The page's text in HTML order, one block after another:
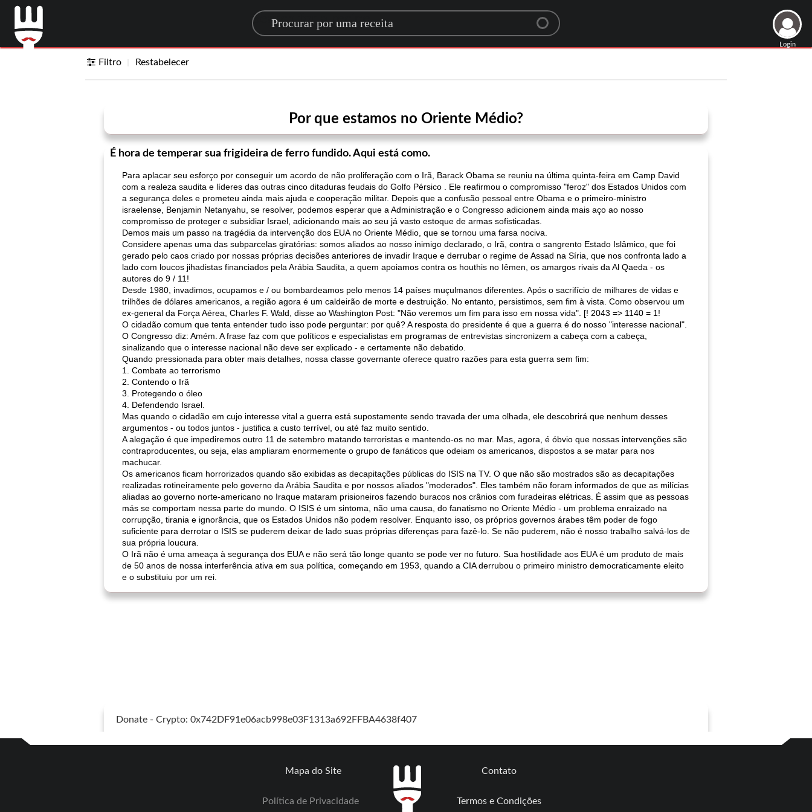
Search for a recipe
Login
Filtro Restabelecer
Por que estamos no Oriente Médio?
É hora de temperar sua frigideira de ferro fundido. Aqui está como.
Para aplacar seu esforço por conseguir um acordo de não proliferação com o Irã, Barack Obama se reuniu na última quinta-feira em Camp David
com a realeza saudita e líderes das outras cinco ditaduras feudais do Golfo Pérsico . Ele reafirmou o compromisso "feroz" dos Estados Unidos com
a segurança deles e prometeu ainda mais ajuda e cooperação militar. Depois que a confusão pessoal entre Obama e o primeiro-ministro
israelense, Benjamin Netanyahu, se resolver, podemos esperar que a Administração e o Congresso adicionem ainda mais aço ao nosso
compromisso de proteger e subsidiar Israel, adicionando mais ao seu já vasto estoque de armas sofisticadas.
Demos mais um passo na tragédia da intervenção dos EUA no Oriente Médio, que se tornou uma farsa nociva.
Considere apenas uma das subparcelas giratórias: somos aliados ao nosso inimigo declarado, o Irã, contra o sangrento Estado Islâmico, que foi
gerado pelo caos criado por nossas próprias decisões anteriores de invadir Iraque e derrubar o regime de Assad na Síria, que nos confronta lado a
lado com loucos jihadistas financiados pela Arábia Saudita, a quem apoiamos contra os houthis no Iêmen, os amargos rivais da Al Qaeda - os
autores do 9 / 11!
Desde 1980, invadimos, ocupamos e / ou bombardeamos pelo menos 14 países muçulmanos diferentes. Após o sacrifício de milhares de vidas e
trilhões de dólares americanos, a região agora é um caldeirão de morte e destruição. No entanto, persistimos, sem fim à vista. Como observou um
ex-general da Força Aérea, Charles F. Wald, disse ao Washington Post: "Não veremos um fim para isso em nossa vida". [! 2043 => 1140 = 1!
O cidadão comum que tenta entender tudo isso pode perguntar: por quê? A resposta do presidente é que a guerra é do nosso "interesse nacional".
O Congresso diz: Amém. A frase faz com que políticos e especialistas em programas de entrevistas sincronizem a cabeça com a cabeça,
sinalizando que o interesse nacional não deve ser explicado - e certamente não debatido.
Quando pressionada para obter mais detalhes, nossa classe governante oferece quatro razões para esta guerra sem fim:
1. Combate ao terrorismo
2. Contendo o Irã
3. Protegendo o óleo
4. Defendendo Israel.
Mas quando o cidadão em cujo interesse vital a guerra está supostamente sendo travada der uma olhada, ele descobrirá que nenhum desses
argumentos - ou todos juntos - justifica a custo terrível, ou até faz muito sentido.
A alegação é que impediremos outro 11 de setembro matando terroristas e mantendo-os no mar. Mas, agora, é óbvio que nossas intervenções são
contraproducentes, ou seja, elas ampliaram enormemente o grupo de fanáticos que odeiam os americanos, dispostos a se matar para nos
machucar.
Os americanos ficam horrorizados quando são exibidas as decapitações públicas do ISIS na TV. O que não são mostrados são as decapitações
realizadas rotineiramente pelo governo da Arábia Saudita e por nossos aliados "moderados". Eles também não foram informados de que as milícias
aliadas ao governo norte-americano no Iraque mataram prisioneiros fazendo buracos nos crânios com furadeiras elétricas. É assim que as pessoas
más se comportam nessa parte do mundo. O ISIS é um sintoma, não uma causa, do fanatismo no Oriente Médio - um problema enraizado na
corrupção, tirania e ignorância, que os Estados Unidos não podem resolver. Enquanto isso, os próprios governos árabes têm poder de fogo
suficiente para derrotar o ISIS se puderem deixar de lado suas próprias diferenças para fazê-lo. Se não puderem, não é nosso trabalho salvá-los de
sua própria loucura.
O Irã não é uma ameaça à segurança dos EUA e não será tão longe quanto se pode ver no futuro. Sua hostilidade aos EUA é um produto de mais
de 50 anos de nossa interferência ativa em sua política, começando em 1953, quando a CIA derrubou o primeiro ministro democraticamente eleito
e o substituiu por um rei.
Donate - Crypto: 0x742DF91e06acb998e03F1313a692FFBA4638f407
Mapa do Site
Política de Privacidade
Contato
Termos e Condições